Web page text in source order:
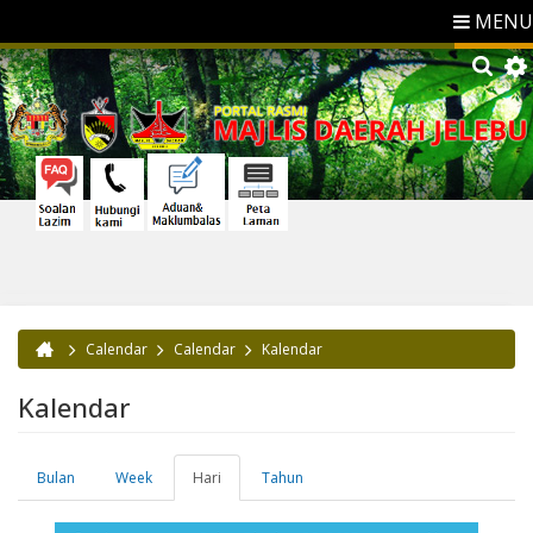
MENU
Anda di sini
Calendar Calendar Kalendar
Kalendar
Tab-tab utama
Bulan Week Hari
aktif)
Tahun